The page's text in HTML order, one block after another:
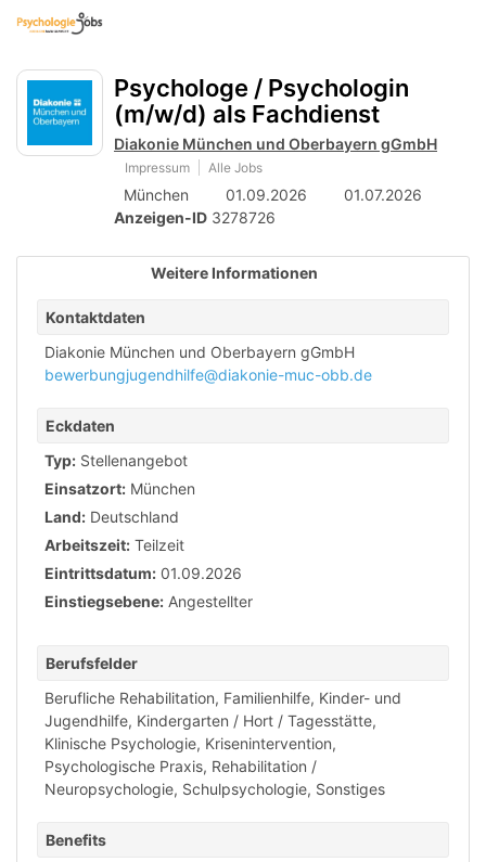
Accessibility
Modus
Navigation
Inhalt
von
mobilem
aus
Psychologe / Psychologin
(m/w/d) als Fachdienst
Diakonie München und Oberbayern gGmbH
Impressum Alle Jobs
München 01.09.2026
01.07.2026
Anzeigen-ID 3278726
Weitere Informationen
Kontaktdaten
Diakonie München und Oberbayern gGmbH
bewerbungjugendhilfe@diakonie-muc-obb.de
Eckdaten
Typ: Stellenangebot
Einsatzort: München
Land: Deutschland
Arbeitszeit: Teilzeit
Eintrittsdatum: 01.09.2026
Einstiegsebene: Angestellter
Berufsfelder
Berufliche Rehabilitation, Familienhilfe, Kinder- und
Jugendhilfe, Kindergarten / Hort / Tagesstätte,
Klinische Psychologie, Krisenintervention,
Psychologische Praxis, Rehabilitation /
Neuropsychologie, Schulpsychologie, Sonstiges
Benefits